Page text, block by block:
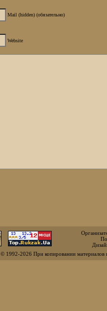
Mail (hidden) (обязательно)
Website
© 1992-2026 При копировании материалов